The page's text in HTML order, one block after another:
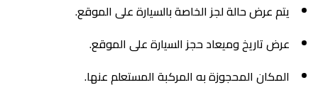
يتم عرض حالة لجز الخاصة بالسيارة على الموقع.
عرض تاريخ وميعاد حجز السيارة على الموقع.
المكان المحجوزة به المركبة المستعلم عنها.